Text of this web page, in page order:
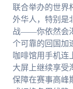
联合举办的世界
外华人，特别是
战——你依然会
个可靠的回国加
咖啡馆用手机连
大屏上继续享受
保障在赛事高峰